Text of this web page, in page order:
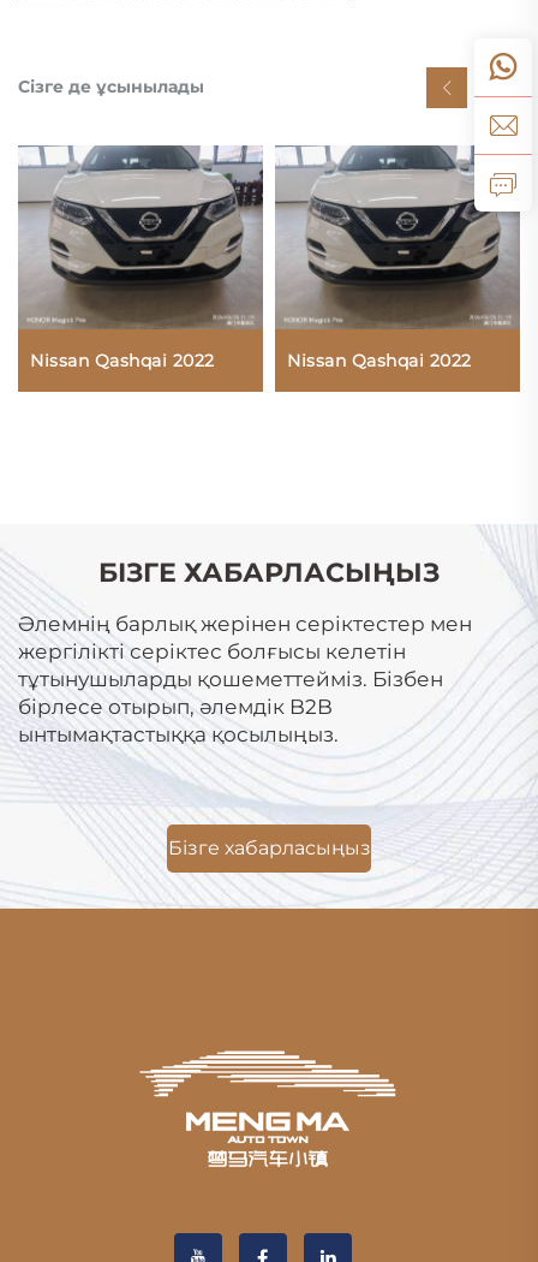
Сізге де ұсынылады
Nissan Qashqai 2022 Nissan Qashqai 2022
БІЗГЕ ХАБАРЛАСЫҢЫЗ
Әлемнің барлық жерінен серіктестер мен
жергілікті серіктес болғысы келетін
тұтынушыларды қошеметтейміз. Бізбен
бірлесе отырып, әлемдік B2B
ынтымақтастыққа қосылыңыз.
Бізге хабарласыңыз